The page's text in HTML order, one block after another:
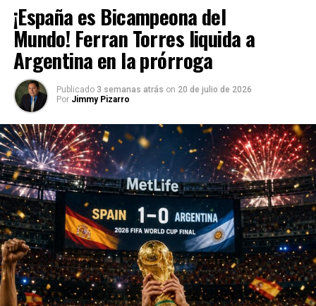
La revelación del uso por parte de Pogba de la hormona
esteroidea más comúnmente encontrada en el cuerpo
humano, un contaminante clásico de docenas de
productos antienvejecimiento y de musculación, cambió el
escenario de la defensa y provocó la denuncia por un
suplemento contaminado.
El 11 de septiembre se confirmó el positivo en
testosterona a Pogba en una prueba que se le practicó el
¡España es Bicampeona del
Mundo! Ferran Torres liquida a
Argentina en la prórroga
Publicado 3 semanas atrás on 20 de julio de 2026
Por Jimmy Pizarro